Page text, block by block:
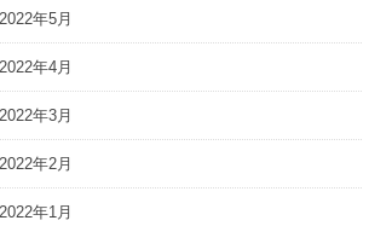
2022年5月
2022年4月
2022年3月
2022年2月
2022年1月